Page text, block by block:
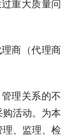
重大质量问
商（代理商
理关系的不
活动。为本
、监理、检